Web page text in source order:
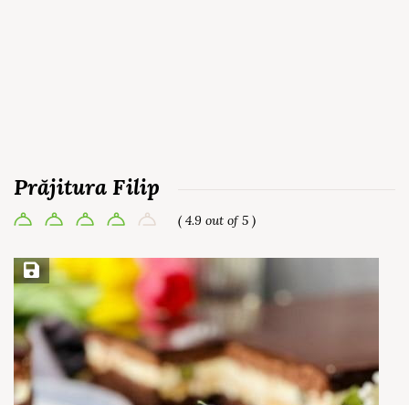
Prăjitura Filip
( 4.9 out of 5 )
Save Recipe